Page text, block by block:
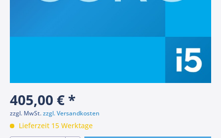
405,00 € *
zzgl. MwSt.zzgl. Versandkosten
Lieferzeit 15 Werktage